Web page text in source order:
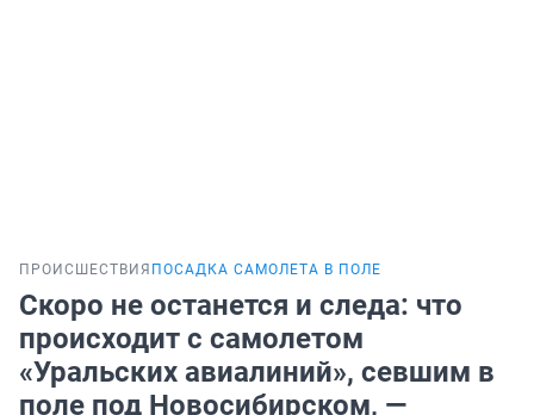
ПРОИСШЕСТВИЯ ПОСАДКА САМОЛЕТА В ПОЛЕ
Скоро не останется и следа: что
происходит с самолетом
«Уральских авиалиний», севшим в
поле под Новосибирском, —